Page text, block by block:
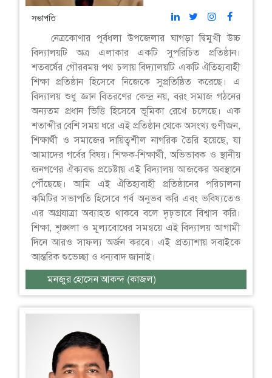
সভাপতি
নেত্রকোণার পূর্বধলা উপজেলার ঘাগড়া দ্বিমুখী উচ্চ
বিদ্যালয়টি অত্র এলাকার একটি সুপরিচিত প্রতিষ্ঠান।
শতবর্ষের গৌরবময় পথ চলায় বিদ্যালয়টি একটি ঐতিহ্যবাহী
শিক্ষা প্রতিষ্ঠান হিসেবে নিজেকে সুপ্রতিষ্ঠিত করেছে। এ
বিদ্যালয় শুধু জ্ঞান বিতরণের কেন্দ্র নয়, বরং সমাজ গঠনের
অন্যতম প্রধান ভিত্তি হিসেবে ভূমিকা রেখে চলেছে। এক
শতাব্দীর বেশি সময় ধরে এই প্রতিষ্ঠান থেকে অসংখ্য গুণীজন,
শিক্ষার্থী ও সমাজের দায়িত্বশীল নাগরিক তৈরি হয়েছে, যা
আমাদের গর্বের বিষয়। শিক্ষক-শিক্ষার্থী, অভিভাবক ও স্থানীয়
জনগণের ঐক্যবদ্ধ প্রচেষ্টায় এই বিদ্যালয় আজকের অবস্থানে
পৌঁছেছে। আমি এই ঐতিহ্যবাহী প্রতিষ্ঠানের পরিচালনা
কমিটির সভাপতি হিসেবে গর্ব অনুভব করি এবং ভবিষ্যতেও
এর অগ্রযাত্রা অব্যাহত থাকবে বলে দৃঢ়ভাবে বিশ্বাস করি।
শিক্ষা, শৃঙ্খলা ও মূল্যবোধের সমন্বয়ে এই বিদ্যালয় আগামী
দিনে আরও সাফল্য অর্জন করবে। এই প্রত্যাশায় সবাইকে
আন্তরিক শুভেচ্ছা ও ধন্যবাদ জানাই।
মনজুর হোসেন আকন্দ (কাজল)